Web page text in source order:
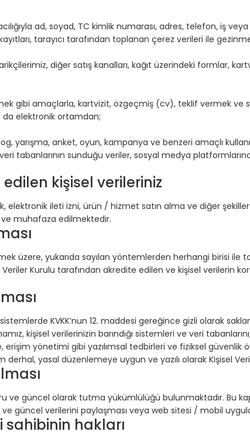
ad, soyad, TC kimlik numarası, adres, telefon, iş
tarayıcı tarafından toplanan çerez verileri ile
diğer satış kanalları, kağıt üzerindeki formlar,
gibi amaçlarla, kartvizit, özgeçmiş (cv), teklif vermek ve
da elektronik ortamdan;
yarışma, anket, oyun, kampanya ve benzeri amaçlı
tabanlarının sunduğu veriler, sosyal medya
kişisel verileriniz
elektronik ileti izni, ürün / hizmet satın alma ve diğer
muhafaza edilmektedir.
üzere, yukarıda sayılan yöntemlerden herhangi birisi ile
Kurulu tarafından akredite edilen ve kişisel verilerin
KVKK’nun 12. maddesi gereğince gizli olarak
kişisel verilerinizin barındığı sistemleri ve veri
yönetimi gibi yazılımsal tedbirleri ve fiziksel
yasal düzenlemeye uygun ve yazılı olarak Kişisel
ve güncel olarak tutma yükümlülüğü bulunmaktadır. Bu
güncel verilerini paylaşması veya web sitesi / mobil
sahibinin hakları